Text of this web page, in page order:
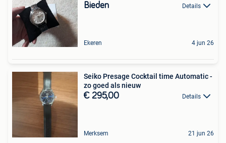
Bieden Details
Ekeren 4 jun 26
Seiko Presage Cocktail time Automatic -
zo goed als nieuw
€ 295,00 Details
Merksem 21 jun 26